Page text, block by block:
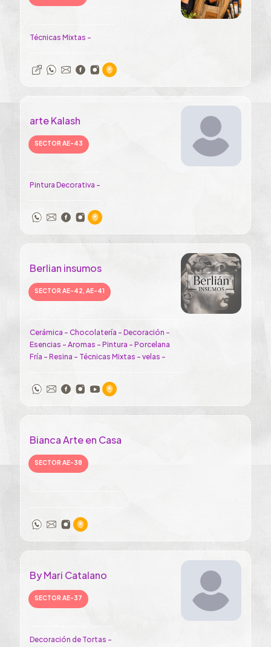
Técnicas Mixtas -
arte Kalash
SECTOR AE-43
Pintura Decorativa -
Berlian insumos
SECTOR AE-42, AE-41
Cerámica - Chocolatería - Decoración -
Esencias - Aromas - Pintura - Porcelana
Fría - Resina - Técnicas Mixtas - velas -
Bianca Arte en Casa
SECTOR AE-38
By Mari Catalano
SECTOR AE-37
Decoración de Tortas -